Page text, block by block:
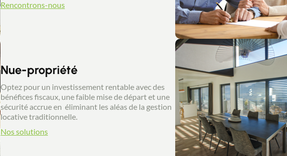
Rencontrons-nous
Nue-propriété
Optez pour un investissement rentable avec des
bénéfices fiscaux, une faible mise de départ et une
sécurité accrue en éliminant les aléas de la gestion
locative traditionnelle.
Nos solutions